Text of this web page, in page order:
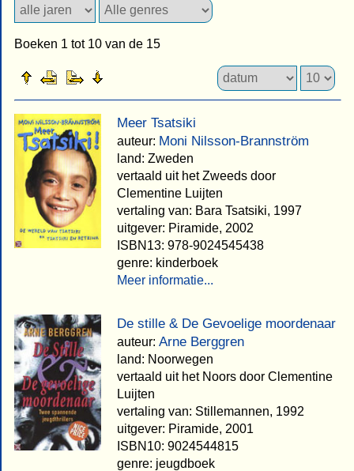
Boeken 1 tot 10 van de 15
Meer Tsatsiki
auteur: Moni Nilsson-Brannström
land: Zweden
vertaald uit het Zweeds door
Clementine Luijten
vertaling van: Bara Tsatsiki, 1997
uitgever: Piramide, 2002
ISBN13: 978-9024545438
genre: kinderboek
Meer informatie...
De stille & De Gevoelige moordenaar
auteur: Arne Berggren
land: Noorwegen
vertaald uit het Noors door Clementine
Luijten
vertaling van: Stillemannen, 1992
uitgever: Piramide, 2001
ISBN10: 9024544815
genre: jeugdboek